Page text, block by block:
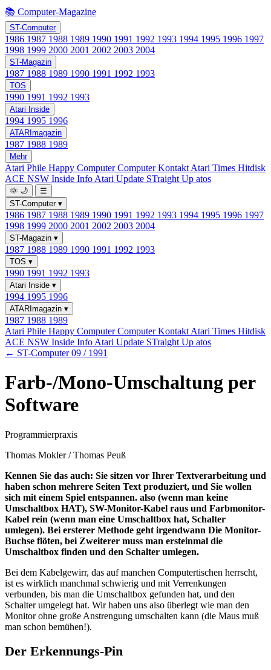
📚 Computer-Magazine
ST-Computer
1986 1987 1988 1989 1990 1991 1992 1993 1994 1995 1996 1997
1998 1999 2000 2001 2002 2003 2004
ST-Magazin
1987 1988 1989 1990 1991 1992 1993
TOS
1990 1991 1992 1993
Atari Inside
1994 1995 1996
ATARImagazin
1987 1988 1989
Mehr
Atari Phile Happy ComputerComputer Kontakt Atari Times Hitdisk
ACE NSW Inside Info Atari Update STraight Up atos
🌞 🌙
☰
ST-Computer ▾
1986 1987 1988 1989 1990 1991 1992 1993 1994 1995 1996 1997
1998 1999 2000 2001 2002 2003 2004
ST-Magazin ▾
1987 1988 1989 1990 1991 1992 1993
TOS ▾
1990 1991 1992 1993
Atari Inside ▾
1994 1995 1996
ATARImagazin ▾
1987 1988 1989
Atari Phile Happy ComputerComputer Kontakt Atari Times Hitdisk
ACE NSW Inside Info Atari Update STraight Up atos
← ST-Computer 09 / 1991
Farb-/Mono-Umschaltung per
Software
Programmierpraxis
Thomas Mokler / Thomas Peuß
Kennen Sie das auch: Sie sitzen vor Ihrer Textverarbeitung und
haben schon mehrere Seiten Text produziert, und Sie wollen
sich mit einem Spiel entspannen. also (wenn man keine
Umschaltbox HAT), SW-Monitor-Kabel raus und Farbmonitor-
Kabel rein (wenn man eine Umschaltbox hat, Schalter
umlegen). Bei ersterer Methode geht irgendwann Die Monitor-
Buchse flöten, bei Zweiterer muss man ersteinmal die
Umschaltbox finden und den Schalter umlegen.
Bei dem Kabelgewirr, das auf manchen Computertischen herrscht,
ist es wirklich manchmal schwierig und mit Verrenkungen
verbunden, bis man die Umschaltbox gefunden hat, und den
Schalter umgelegt hat. Wir haben uns also überlegt wie man den
Monitor ohne große Anstrengung umschalten kann (die Maus muß
man schon bemühen!).
Der Erkennungs-Pin